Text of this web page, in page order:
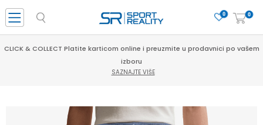
0
0
CLICK & COLLECT Platite karticom online i preuzmite u prodavnici po vašem
izboru
SAZNAJTE VIŠE